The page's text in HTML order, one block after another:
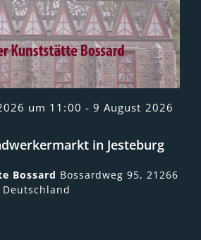
um 11:00 - 9 August 2026
in Jesteburg
Bossard Bossardweg 95, 21266
Deutschland